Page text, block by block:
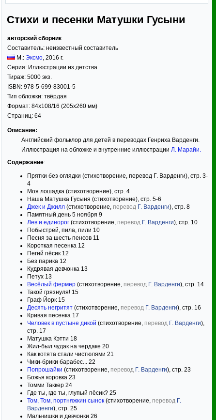
Стихи и песенки Матушки Гусыни
авторский сборник
Составитель: неизвестный составитель
М.: Эксмо, 2016 г.
Серия: Иллюстрации из детства
Тираж: 5000 экз.
ISBN: 978-5-699-83001-5
Тип обложки: твёрдая
Формат: 84x108/16 (205x260 мм)
Страниц: 64
Описание:
Английский фольклор для детей в переводах Генриха Варденги.
Иллюстрация на обложке и внутренние иллюстрации Л. Марайи.
Содержание:
Прятки без оглядки (стихотворение, перевод Г. Варденги), стр. 3-
4
Моя лошадка (стихотворение), стр. 4
Наша Матушка Гусыня (стихотворение), стр. 5-6
Джек и Джилл (стихотворение, перевод Г. Варденги), стр. 8
Памятный день 5 ноября 9
Лев и единорог (стихотворение, перевод Г. Варденги), стр. 10
Побыстрей, пила, пили 10
Песня за шесть пенсов 11
Короткая песенка 12
Пегий пёсик 12
Без парика 12
Кудрявая девчонка 13
Петух 13
Весёлый фермер (стихотворение, перевод Г. Варденги), стр. 14
Такой грязнуля! 15
Граф Йорк 15
Десять негритят (стихотворение, перевод Г. Варденги), стр. 16
Кривая песенка 17
Человек в пустыне дикой (стихотворение, перевод Г. Варденги),
стр. 17
Матушка Кэтти 18
Жил-был чудак на чердаке 20
Как котята стали чистюлями 21
Чики-брики барабес... 22
Попрошайки (стихотворение, перевод Г. Варденги), стр. 23
Божья коровка 23
Томми Таккер 24
Где ты, где ты, глупый пёсик? 25
Том, Том, портняжкин сынок (стихотворение, перевод Г.
Варденги), стр. 25
Мальчишки и девчонки 26